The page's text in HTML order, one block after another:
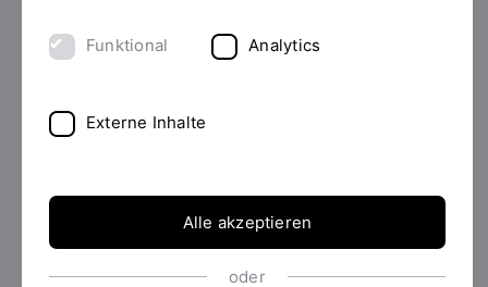
Funktional Analytics
Externe Inhalte
Alle akzeptieren
oder